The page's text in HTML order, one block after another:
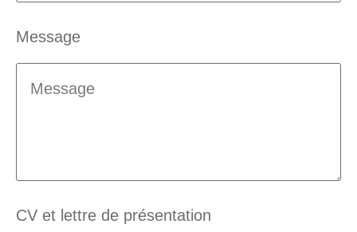
Message
CV et lettre de présentation